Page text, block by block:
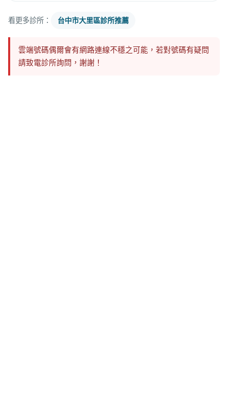
看更多診所： 台中市大里區診所推薦
雲端號碼偶爾會有網路連線不穩之可能，若對號碼有疑問
請致電診所詢問，謝謝！